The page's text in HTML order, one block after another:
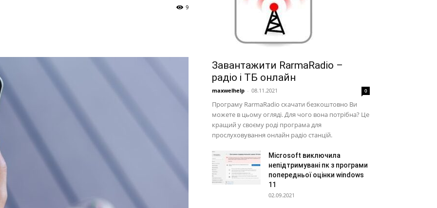
9
Завантажити RarmaRadio –
радіо і ТБ онлайн
maxwelhelp - 08.11.2021 0
Програму RarmaRadio скачати безкоштовно Ви
можете в цьому огляді. Для чого вона потрібна? Це
кращий у своєму роді програма для
прослуховування онлайн радіо станцій.
Microsoft виключила
непідтримувані пк з програми
попередньої оцінки windows
11
02.09.2021